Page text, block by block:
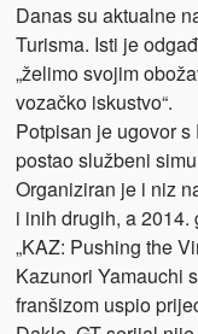
Danas su aktualne
Turisma. Isti je
„želimo svojim
vozačko iskustvo“.
Potpisan je ugovor
postao službeni
Organiziran je i niz
i inih drugih, a
„KAZ: Pushing the
Kazunori Yamauchi
franšizom uspio